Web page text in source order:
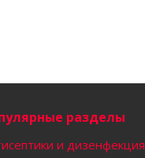
разделы
и дизенфекция